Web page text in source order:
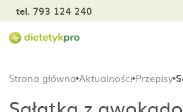
tel. 793 124 240
Strona główna Aktualności Przepisy